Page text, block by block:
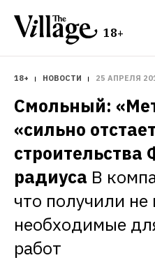
18+
18+ НОВОСТИ 25 АПРЕЛЯ
Смольный:
«сильно
строительства
радиуса В
что получили не
необходимые
работ